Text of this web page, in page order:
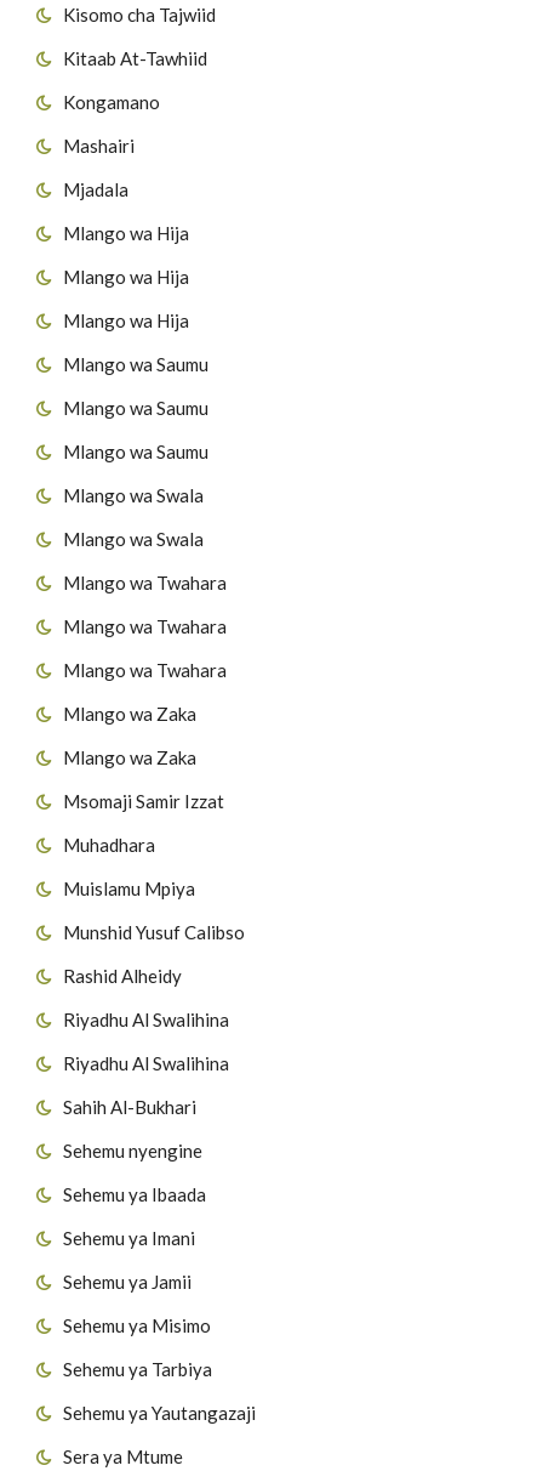
Kisomo cha Tajwiid
Kitaab At-Tawhiid
Kongamano
Mashairi
Mjadala
Mlango wa Hija
Mlango wa Hija
Mlango wa Hija
Mlango wa Saumu
Mlango wa Saumu
Mlango wa Saumu
Mlango wa Swala
Mlango wa Swala
Mlango wa Twahara
Mlango wa Twahara
Mlango wa Twahara
Mlango wa Zaka
Mlango wa Zaka
Msomaji Samir Izzat
Muhadhara
Muislamu Mpiya
Munshid Yusuf Calibso
Rashid Alheidy
Riyadhu Al Swalihina
Riyadhu Al Swalihina
Sahih Al-Bukhari
Sehemu nyengine
Sehemu ya Ibaada
Sehemu ya Imani
Sehemu ya Jamii
Sehemu ya Misimo
Sehemu ya Tarbiya
Sehemu ya Yautangazaji
Sera ya Mtume